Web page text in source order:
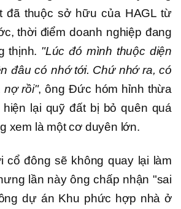
đã thuộc sở hữu của HAGL từ
thời điểm doanh nghiệp đang
thịnh. "Lúc đó mình thuộc diện
đâu có nhớ tới. Chứ nhớ ra, có
nợ rồi", ông Đức hóm hỉnh thừa
hiện lại quỹ đất bị bỏ quên quá
xem là một cơ duyên lớn.
cổ đông sẽ không quay lại làm
lần này ông chấp nhận "sai
dự án Khu phức hợp nhà ở